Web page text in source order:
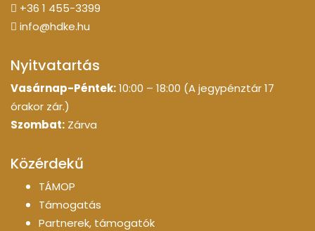
+36 1 455-3399
info@hdke.hu
Nyitvatartás
Vasárnap-Péntek:10:00 – 18:00 (A jegypénztár 17
órakor zár.)
Szombat: Zárva
Közérdekű
TÁMOP
Támogatás
Partnerek, támogatók